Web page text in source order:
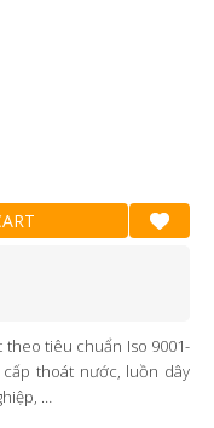
theo tiêu chuẩn Iso 9001-
cấp thoát nước, luồn dây
…